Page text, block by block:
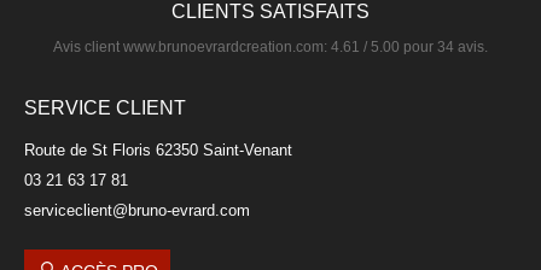
CLIENTS SATISFAITS
Avis client www.brunoevrardcreation.com: 4.61 / 5.00 pour 34 avis.
SERVICE CLIENT
Route de St Floris 62350 Saint-Venant
03 21 63 17 81
serviceclient@bruno-evrard.com